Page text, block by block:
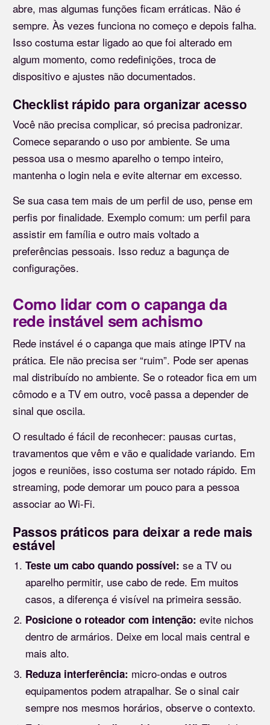
abre, mas algumas funções ficam erráticas. Não é
sempre. Às vezes funciona no começo e depois falha.
Isso costuma estar ligado ao que foi alterado em
algum momento, como redefinições, troca de
dispositivo e ajustes não documentados.
Checklist rápido para organizar acesso
Você não precisa complicar, só precisa padronizar.
Comece separando o uso por ambiente. Se uma
pessoa usa o mesmo aparelho o tempo inteiro,
mantenha o login nela e evite alternar em excesso.
Se sua casa tem mais de um perfil de uso, pense em
perfis por finalidade. Exemplo comum: um perfil para
assistir em família e outro mais voltado a
preferências pessoais. Isso reduz a bagunça de
configurações.
Como lidar com o capanga da
rede instável sem achismo
Rede instável é o capanga que mais atinge IPTV na
prática. Ele não precisa ser “ruim”. Pode ser apenas
mal distribuído no ambiente. Se o roteador fica em um
cômodo e a TV em outro, você passa a depender de
sinal que oscila.
O resultado é fácil de reconhecer: pausas curtas,
travamentos que vêm e vão e qualidade variando. Em
jogos e reuniões, isso costuma ser notado rápido. Em
streaming, pode demorar um pouco para a pessoa
associar ao Wi-Fi.
Passos práticos para deixar a rede mais
estável
Teste um cabo quando possível: se a TV ou
aparelho permitir, use cabo de rede. Em muitos
casos, a diferença é visível na primeira sessão.
Posicione o roteador com intenção: evite nichos
dentro de armários. Deixe em local mais central e
mais alto.
Reduza interferência: micro-ondas e outros
equipamentos podem atrapalhar. Se o sinal cair
sempre nos mesmos horários, observe o contexto.